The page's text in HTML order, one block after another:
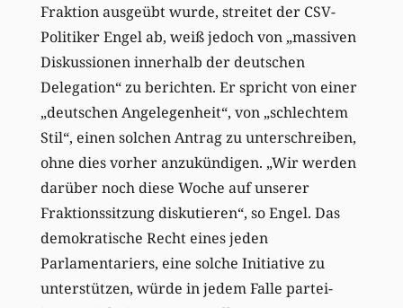
Fraktion ausgeübt wurde, streitet der CSV-
Politiker Engel ab, weiß jedoch von „massiven
Diskussionen innerhalb der deutschen
Delegation“ zu berichten. Er spricht von einer
„deutschen Angelegenheit“, von „schlechtem
Stil“, einen solchen Antrag zu unterschreiben,
ohne dies vorher anzukündigen. „Wir werden
darüber noch diese Woche auf unserer
Fraktionssitzung diskutieren“, so Engel. Das
demokratische Recht eines jeden
Parlamentariers, eine solche Initiative zu
unterstützen, würde in jedem Falle partei-